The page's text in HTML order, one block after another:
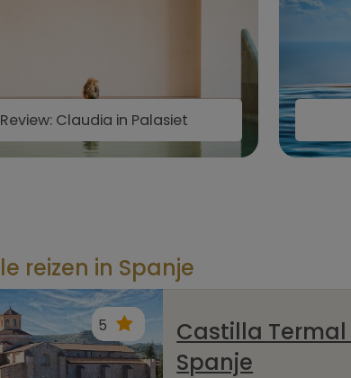
Review: Claudia in Palasiet
reizen in Spanje
5
Castilla
Spanje